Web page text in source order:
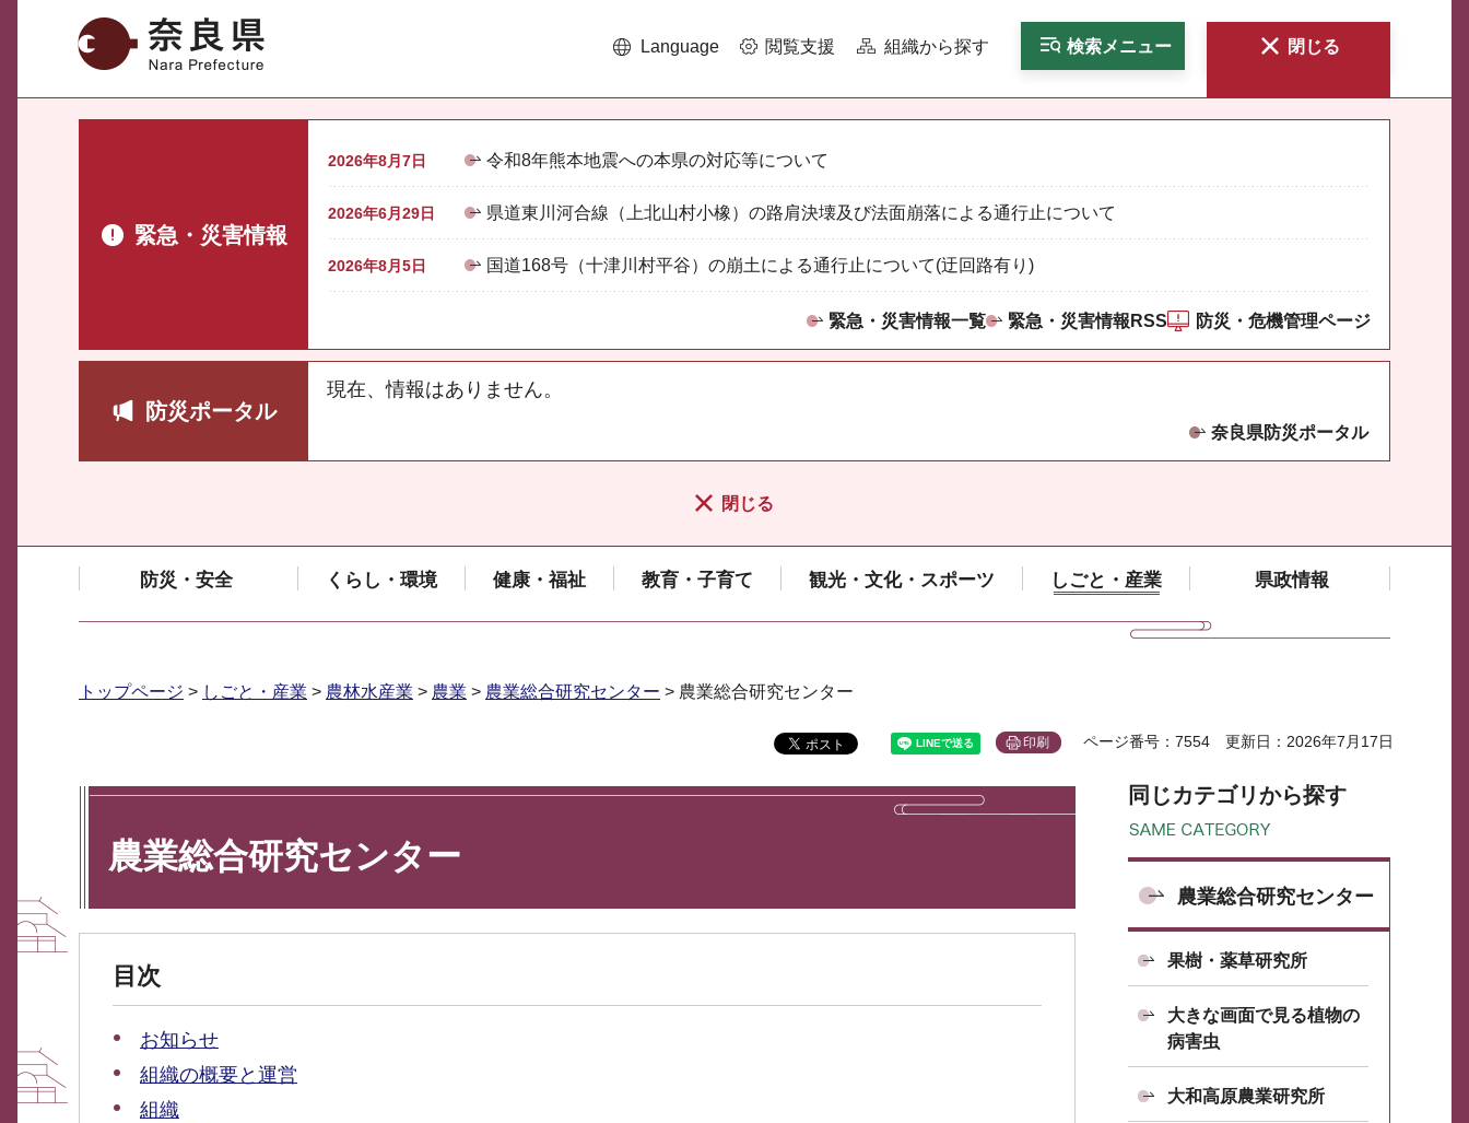
奈良県 Language 閲覧支援 組織から探す 検索メニュー 閉じる
緊急・災害情報
2026年8月7日 令和8年熊本地震への本県の対応等について
2026年6月29日 県道東川河合線（上北山村小橡）の路肩決壊及び法面崩落による通行止について
2026年8月5日 国道168号（十津川村平谷）の崩土による通行止について(迂回路有り)
緊急・災害情報一覧 緊急・災害情報RSS 防災・危機管理ページ
防災ポータル
現在、情報はありません。
奈良県防災ポータル
閉じる
防災・安全 くらし・環境 健康・福祉 教育・子育て 観光・文化・スポーツ しごと・産業 県政情報
トップページ > しごと・産業 > 農林水産業 > 農業 > 農業総合研究センター > 農業総合研究センター
印刷 ページ番号：7554 更新日：2026年7月17日
農業総合研究センター
目次
お知らせ
組織の概要と運営
組織
同じカテゴリから探す
農業総合研究センター
果樹・薬草研究所
大きな画面で見る植物の
病害虫
大和高原農業研究所